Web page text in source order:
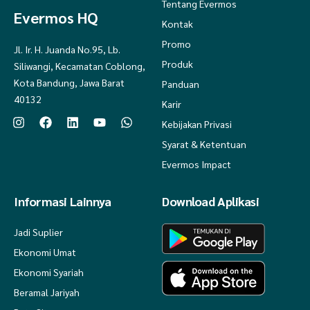
9bln – 1.5th : 5 tetes
7th -16th : 11-14 tetes
Operasional Toko :
#penambahnafsumakan #nafsumakananak #nutrisianak
Evermos HQ
Jl. Ir. H. Juanda No.95, Lb.
Siliwangi, Kecamatan Coblong,
Kota Bandung, Jawa Barat
40132
Tentang Evermos
Kontak
Promo
Produk
Panduan
Karir
Kebijakan Privasi
Syarat & Ketentuan
Evermos Impact
Informasi Lainnya
Jadi Suplier
Ekonomi Umat
Ekonomi Syariah
Beramal Jariyah
Download Aplikasi